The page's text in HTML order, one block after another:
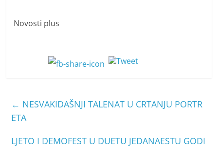
Novosti plus
← NESVAKIDAŠNJI TALENAT U CRTANJU PORTR
ETA
LJETO I DEMOFEST U DUETU JEDANAESTU GODI